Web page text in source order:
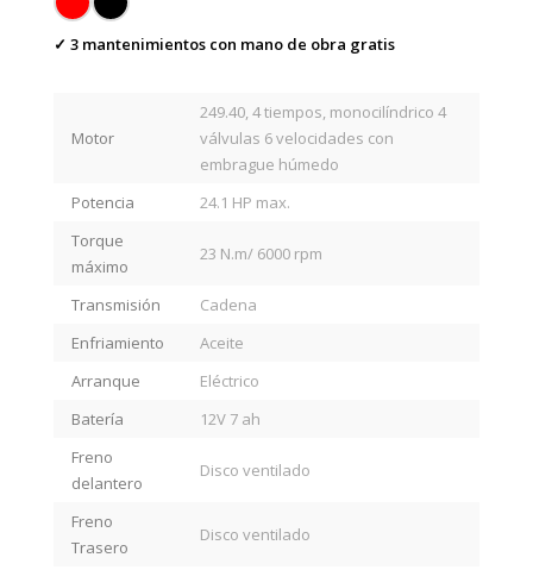
✓ 3 mantenimientos con mano de obra gratis
Motor
249.40, 4 tiempos, monocilíndrico 4
válvulas 6 velocidades con
embrague húmedo
Potencia
24.1 HP max.
Torque
máximo
23 N.m/ 6000 rpm
Transmisión
Cadena
Enfriamiento
Aceite
Arranque
Eléctrico
Batería
12V 7 ah
Freno
delantero
Disco ventilado
Freno
Trasero
Disco ventilado